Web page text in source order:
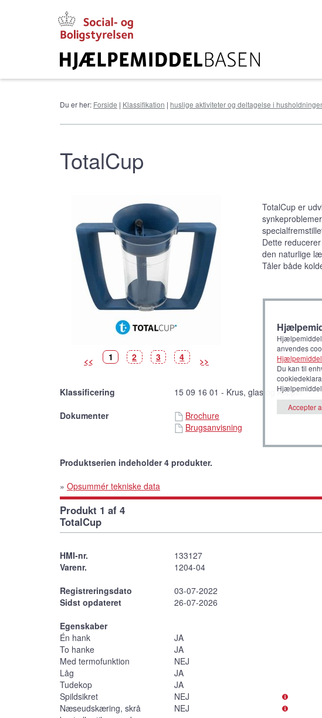
Du er her: Forside | Klassifikation | huslige aktiviteter og deltagelse i
TotalCup
<< >>
Billede
1 (Vist
billede)
Billede
2 Billede
3 Billede
4
TotalCup er
Dette
den naturlige
Tåler både
Klassificering
15 09 16 01 - Krus, glas og kopper
Dokumenter
Brochure
Brugsanvisning
Produktserien indeholder 4 produkter.
» Opsummér tekniske data
Produkt 1 af 4
TotalCup
HMI-nr.
133127
Varenr.
1204-04
Registreringsdato
03-07-2022
Sidst opdateret
26-07-2026
Egenskaber
Én hank
JA
To hanke
JA
Med termofunktion
NEJ
Låg
JA
Tudekop
JA
Spildsikret
NEJ
Næseudskæring, skrå
NEJ
anvendes
Du kan til
Accepter